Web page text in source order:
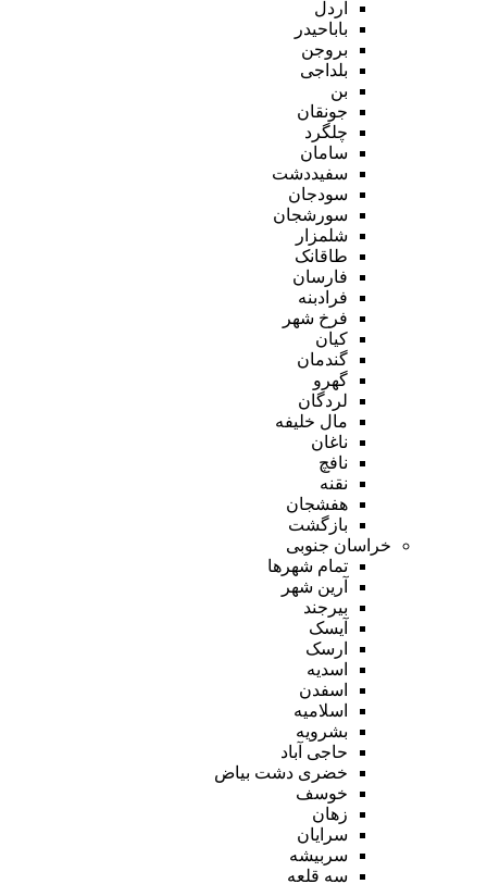
اردل
باباحیدر
بروجن
بلداجی
بن
جونقان
چلگرد
سامان
سفیددشت
سودجان
سورشجان
شلمزار
طاقانک
فارسان
فرادبنه
فرخ شهر
کیان
گندمان
گهرو
لردگان
مال خلیفه
ناغان
نافچ
نقنه
هفشجان
بازگشت
خراسان جنوبی
تمام شهر‌ها
آرین شهر
بیرجند
آیسک
ارسک
اسدیه
اسفدن
اسلامیه
بشرویه
حاجی آباد
خضری دشت بیاض
خوسف
زهان
سرایان
سربیشه
سه قلعه